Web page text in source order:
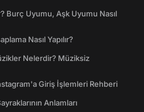
Burç Uyumu, Aşk Uyumu Nasıl
Nasıl Yapılır?
Nelerdir? Müziksiz
Giriş İşlemleri Rehberi
Anlamları